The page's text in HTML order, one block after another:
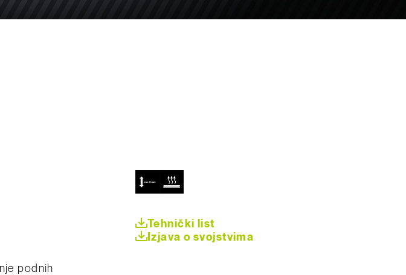
podnih
Tehnički list
Izjava o svojstvima